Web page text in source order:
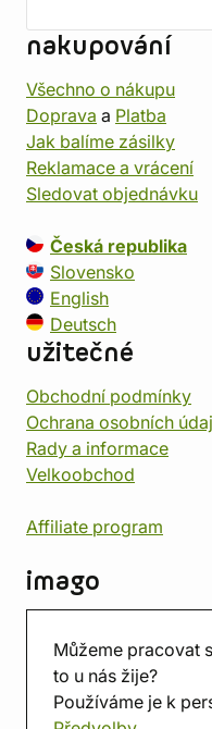
Můžeme pracovat s
to u nás žije?
Používáme je k
nakupování
Všechno o nákupu
Doprava a Platba
Jak balíme zásilky
Reklamace a vrácení
Sledovat objednávku
Česká republika
Slovensko
English
Deutsch
užitečné
Obchodní podmínky
Ochrana osobních
Rady a informace
Velkoobchod
Affiliate program
imago
Prodejna
Herna
O nás